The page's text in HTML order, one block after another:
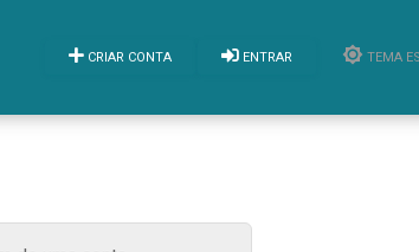
CRIAR CONTA ENTRAR TEMA